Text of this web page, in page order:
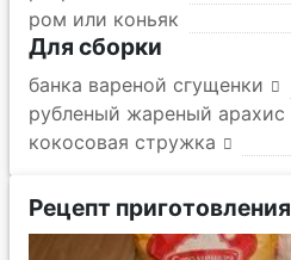
ром или коньяк
Для сборки
банка вареной сгущенки
рубленый жареный арахис
кокосовая стружка
Рецепт приготовления